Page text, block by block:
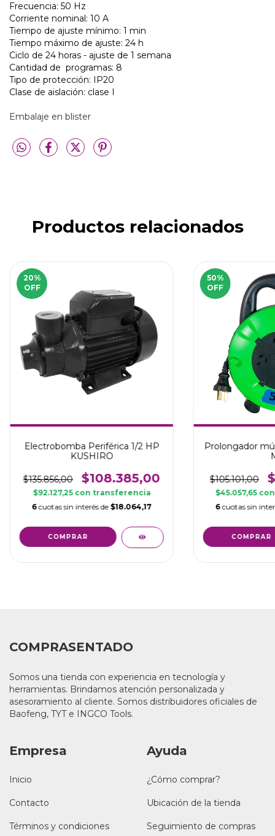
Frecuencia: 50 Hz
Corriente nominal: 10 A
Tiempo de ajuste mínimo: 1 min
Tiempo máximo de ajuste: 24 h
Ciclo de 24 horas - ajuste de 1 semana
Cantidad de programas: 8
Tipo de protección: IP20
Clase de aislación: clase I
Embalaje en blister
Productos relacionados
20%
OFF
Electrobomba Periférica 1/2 HP
KUSHIRO
$135.856,00 $108.385,00
$92.127,25 con transferencia
6 cuotas sin interés de $18.064,17
50%
OFF
Prolongador
$105.101,00
$45.057,65 con
6 cuotas sin
COMPRASENTADO
Somos una tienda con experiencia en tecnología y
herramientas. Brindamos atención personalizada y
asesoramiento al cliente. Somos distribuidores oficiales de
Baofeng, TYT e INGCO Tools.
Empresa
Inicio
Contacto
Términos y condiciones
Ayuda
¿Cómo comprar?
Ubicación de la tienda
Seguimiento de compras